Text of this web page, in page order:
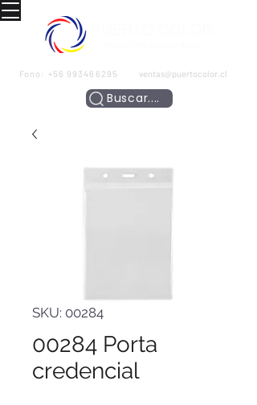
Fono: +56 993466295 ventas@puertocolor.cl
Buscar....
SKU: 00284
00284 Porta
credencial